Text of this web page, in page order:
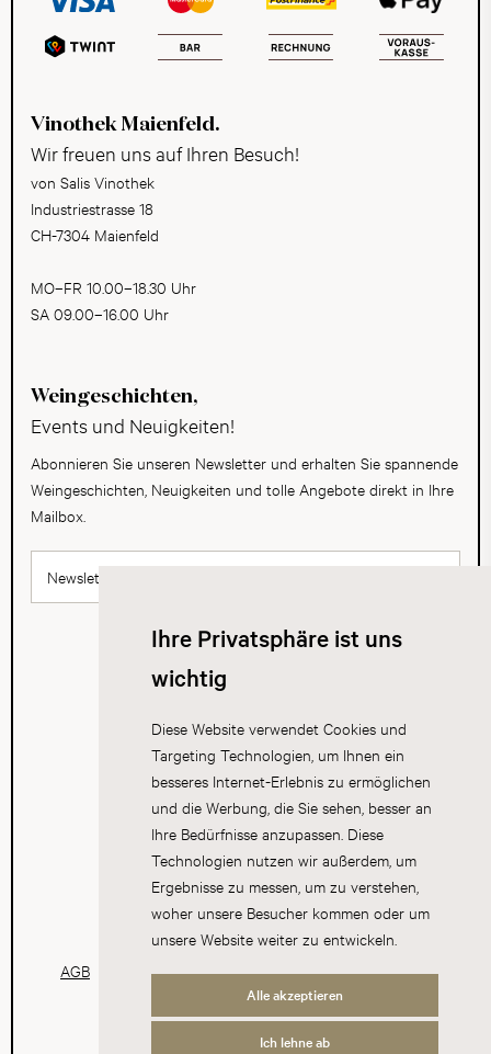
Ihre Privatsphäre ist uns
wichtig
Diese Website verwendet Cookies und
Targeting Technologien, um Ihnen ein
besseres Internet-Erlebnis zu ermöglichen
und die Werbung, die Sie sehen, besser an
Ihre Bedürfnisse anzupassen. Diese
Technologien nutzen wir außerdem, um
Ergebnisse zu messen, um zu verstehen,
woher unsere Besucher kommen oder um
unsere Website weiter zu entwickeln.
Alle akzeptieren
Ich lehne ab
Vinothek Maienfeld.
Wir freuen uns auf Ihren Besuch!
von Salis Vinothek
Industriestrasse 18
CH-7304 Maienfeld
MO–FR 10.00–18.30 Uhr
SA 09.00–16.00 Uhr
Weingeschichten,
Events und Neuigkeiten!
Abonnieren Sie unseren Newsletter und erhalten Sie spannende
Weingeschichten, Neuigkeiten und tolle Angebote direkt in Ihre
Mailbox.
Newsletter abonnieren
AGB Datenschutz Impressum Cookies